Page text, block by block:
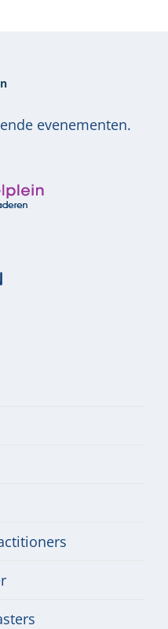
evenementen.